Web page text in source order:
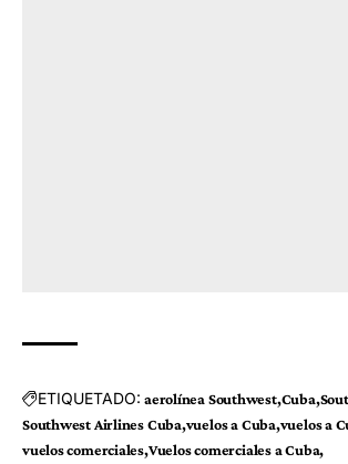
ETIQUETADO: aerolínea Southwest Cuba
Southwest Airlines Cuba vuelos a Cuba vuelos a
vuelos comerciales Vuelos comerciales a Cuba